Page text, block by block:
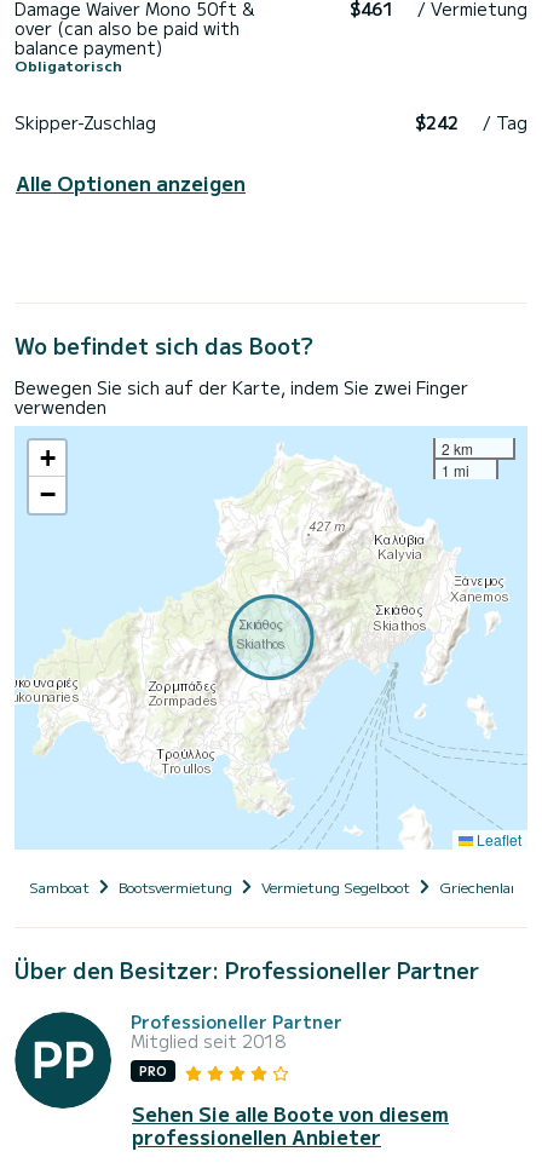
Damage Waiver Mono 50ft &
over (can also be paid with
balance payment)
Obligatorisch
$461 / Vermietung
Skipper-Zuschlag $242 / Tag
Alle Optionen anzeigen
Wo befindet sich das Boot?
Bewegen Sie sich auf der Karte, indem Sie zwei Finger
verwenden
+
−
2 km
1 mi
Leaflet
Samboat Bootsvermietung Vermietung Segelboot Griechenland
Über den Besitzer: Professioneller Partner
Professioneller Partner
Mitglied seit 2018
PRO
Sehen Sie alle Boote von diesem
professionellen Anbieter